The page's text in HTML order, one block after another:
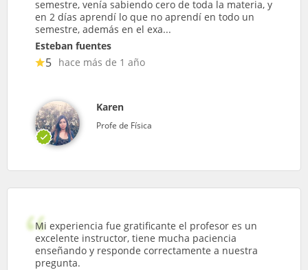
semestre, venía sabiendo cero de toda la materia, y
en 2 días aprendí lo que no aprendí en todo un
semestre, además en el exa...
Esteban fuentes
5 hace más de 1 año
Karen
Profe de Física
Mi experiencia fue gratificante el profesor es un
excelente instructor, tiene mucha paciencia
enseñando y responde correctamente a nuestra
pregunta.